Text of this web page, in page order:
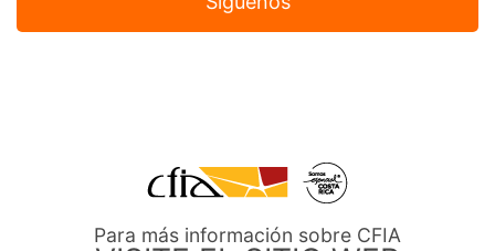
Para más información sobre CFIA